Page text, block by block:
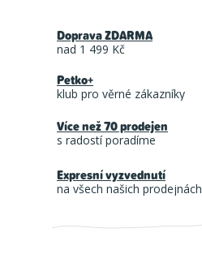
Doprava ZDARMA
nad 1 499 Kč
Petko+
klub pro věrné zákazníky
Více než 70 prodejen
s radostí poradíme
Expresní vyzvednutí
na všech našich prodejnách